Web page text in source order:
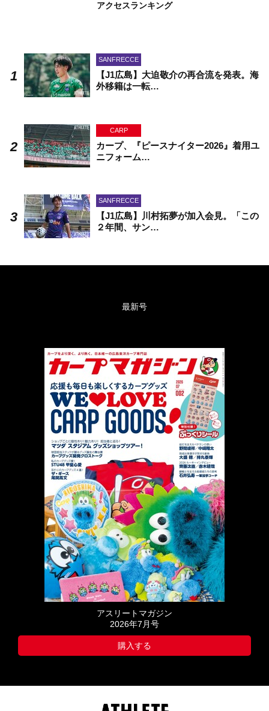
アクセスランキング
SANFRECCE
【J1広島】大迫敬介の再合流を発表。海
外移籍は一転…
CARP
カープ、『ピースナイター2026』着用ユ
ニフォーム…
SANFRECCE
【J1広島】川村拓夢が加入会見。「この
２年間、サン…
最新号
アスリートマガジン
2026年7月号
購入する